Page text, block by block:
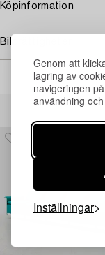
Genom att
lagring av
navigeringen
användning
Inställningar
Köpinformation
Bildrättigheter